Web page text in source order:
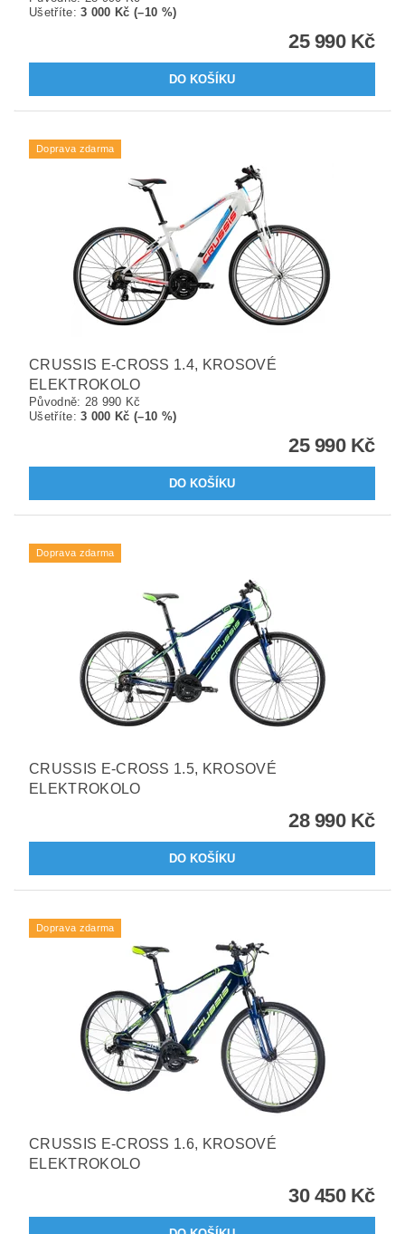
Ušetříte:3 000 Kč (–10 %)
25 990 Kč
Doprava zdarma
CRUSSIS E-CROSS 1.4, KROSOVÉ
ELEKTROKOLO
Původně: 28 990 Kč
Ušetříte:3 000 Kč (–10 %)
25 990 Kč
Doprava zdarma
CRUSSIS E-CROSS 1.5, KROSOVÉ
ELEKTROKOLO
28 990 Kč
Doprava zdarma
CRUSSIS E-CROSS 1.6, KROSOVÉ
ELEKTROKOLO
30 450 Kč